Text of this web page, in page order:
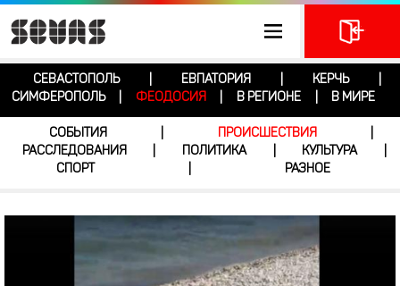
СЕВАСТОПОЛЬ ЕВПАТОРИЯ КЕРЧЬ
СИМФЕРОПОЛЬ
ФЕОДОСИЯ В РЕГИОНЕ В МИРЕ
СОБЫТИЯ ПРОИСШЕСТВИЯ
РАССЛЕДОВАНИЯ
ПОЛИТИКА КУЛЬТУРА
СПОРТ
РАЗНОЕ